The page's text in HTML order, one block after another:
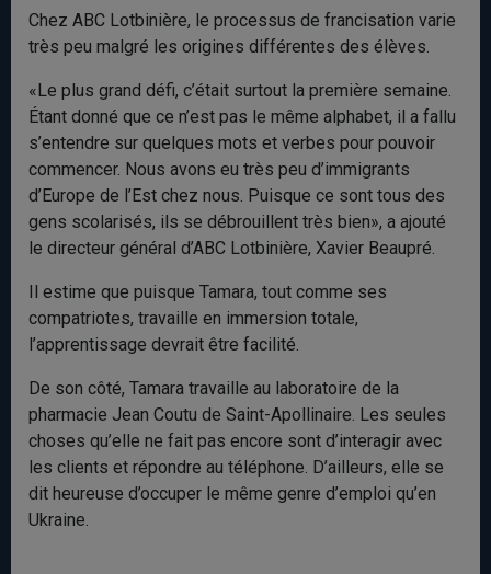
Chez ABC Lotbinière, le processus de francisation varie
très peu malgré les origines différentes des élèves.
«Le plus grand défi, c’était surtout la première semaine.
Étant donné que ce n’est pas le même alphabet, il a fallu
s’entendre sur quelques mots et verbes pour pouvoir
commencer. Nous avons eu très peu d’immigrants
d’Europe de l’Est chez nous. Puisque ce sont tous des
gens scolarisés, ils se débrouillent très bien», a ajouté
le directeur général d’ABC Lotbinière, Xavier Beaupré.
Il estime que puisque Tamara, tout comme ses
compatriotes, travaille en immersion totale,
l’apprentissage devrait être facilité.
De son côté, Tamara travaille au laboratoire de la
pharmacie Jean Coutu de Saint-Apollinaire. Les seules
choses qu’elle ne fait pas encore sont d’interagir avec
les clients et répondre au téléphone. D’ailleurs, elle se
dit heureuse d’occuper le même genre d’emploi qu’en
Ukraine.